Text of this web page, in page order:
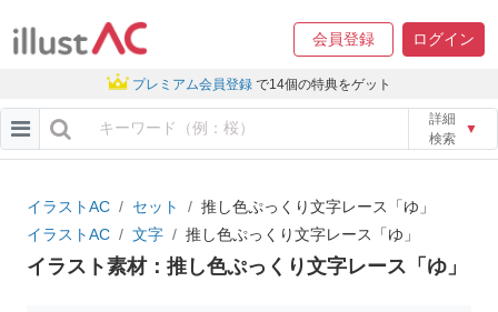
会員登録 ログイン
プレミアム会員登録 で14個の特典をゲット
詳細
検索
▼
イラストAC セット
推し色ぷっくり文字レース「ゆ」
イラストAC
文字 推し色ぷっくり文字レース「ゆ」
イラスト素材：推し色ぷっくり文字レース「ゆ」